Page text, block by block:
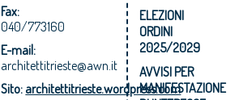
Fax:
040/773160
E-mail:
architettitrieste@awn.it
Sito: architettitrieste.wordpress.com
ELEZIONI
ORDINI
2025/2029
AVVISI PER
MANIFESTAZIONE